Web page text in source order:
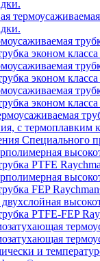
эконом
эконом
эконом
с термоплавким
Специального
PTFE
FEP
PTFE-FEP